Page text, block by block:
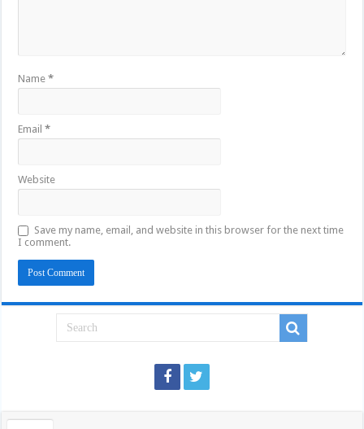
Name*
Email*
Website
Save my name, email, and website in this browser for the next time
I comment.